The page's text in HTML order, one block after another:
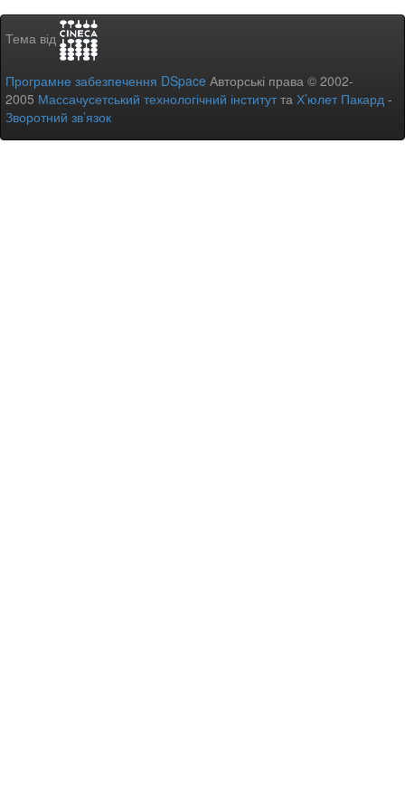
Тема від
Програмне забезпечення DSpace Авторські права © 2002-
2005 Массачусетський технологічний інститутта Х’юлет Пакард -
Зворотний зв’язок